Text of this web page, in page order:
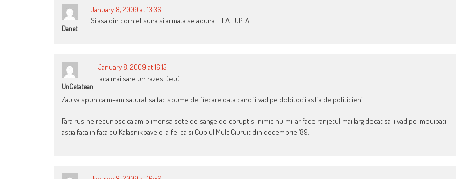
Danet
January 8, 2009 at 13:36
Si asa din corn el suna si armata se aduna…..LA LUPTA………
UnCetatean
January 8, 2009 at 16:15
Iaca mai sare un razes! (eu)
Zau va spun ca m-am saturat sa fac spume de fiecare data cand ii vad pe dobitocii astia de politicieni.
Fara rusine recunosc ca am o imensa sete de sange de corupt si nimic nu mi-ar face ranjetul mai larg decat sa-i vad pe imbuibatii
astia fata in fata cu Kalasnikoavele la fel ca si Cuplul Mult Ciuruit din decembrie ’89.